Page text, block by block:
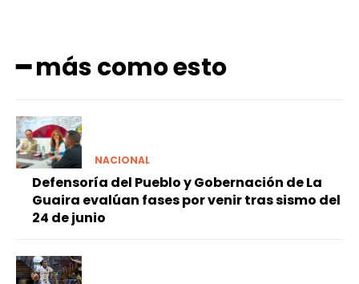
━ más como esto
NACIONAL
Defensoría del Pueblo y Gobernación de La
Guaira evalúan fases por venir tras sismo del
24 de junio